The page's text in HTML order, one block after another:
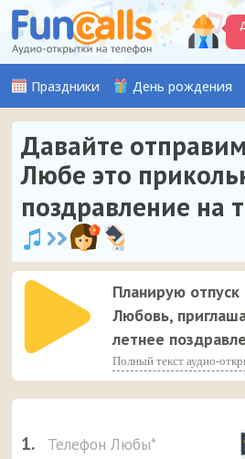
Праздники День рождения
Давайте
Любе это
поздравление на
Планирую отпуск
Любовь,
летнее
Полный текст аудио-
1.